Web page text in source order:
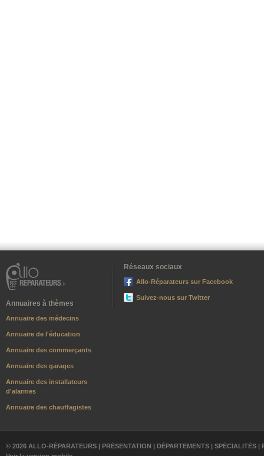
Annuaires à thèmes
Annuaire des médecins
Annuaire de l'éducation
Annuaire des commerçants
Annuaire des garages
Annuaire des installateurs
d'alarmes
Annuaire des chauffagistes
Réseaux sociaux
Allo-Réparateurs sur Facebook
Suivez-nous sur Twitter
© 2026 ALLO-RÉPARATEURS | PRÉSENTATION | DÉPARTEMENTS | SPÉCIALITÉS |